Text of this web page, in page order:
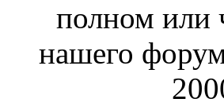
полном или
нашего